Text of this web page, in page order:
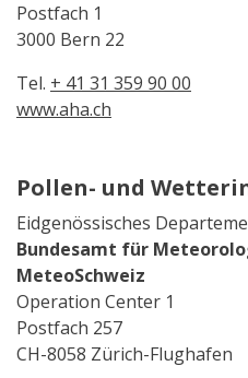
Postfach 1
3000 Bern 22
Tel. + 41 31 359 90 00
www.aha.ch
Pollen- und
Eidgenössisches
Bundesamt für
MeteoSchweiz
Operation Center 1
Postfach 257
CH-8058 Zürich-Flughafen